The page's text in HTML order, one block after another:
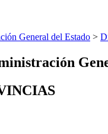
General del Estado >